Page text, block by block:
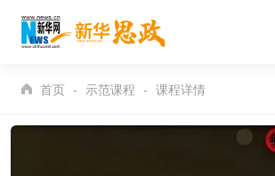
首页 示范课程 课程详情